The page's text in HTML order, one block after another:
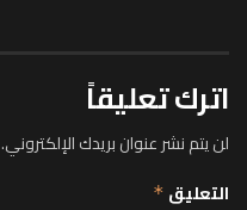
اترك تعليقاً
لن يتم نشر عنوان بريدك الإلكتروني.
التعليق *